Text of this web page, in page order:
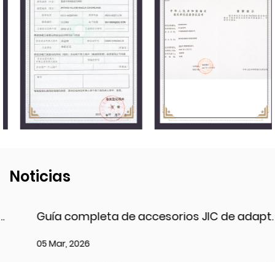
Noticias
Guía completa de accesorios JIC de adaptadores hidráulicos: tipos, materiales y aplicaciones
05 Mar, 2026